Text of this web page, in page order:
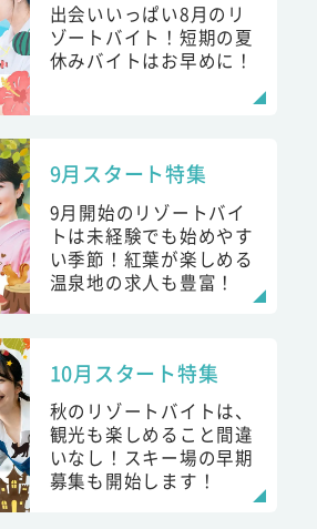
出会いいっぱい8月のリ
ゾートバイト！短期の夏
休みバイトはお早めに！
9月スタート特集
9月開始のリゾートバイ
トは未経験でも始めやす
い季節！紅葉が楽しめる
温泉地の求人も豊富！
10月スタート特集
秋のリゾートバイトは、
観光も楽しめること間違
いなし！スキー場の早期
募集も開始します！